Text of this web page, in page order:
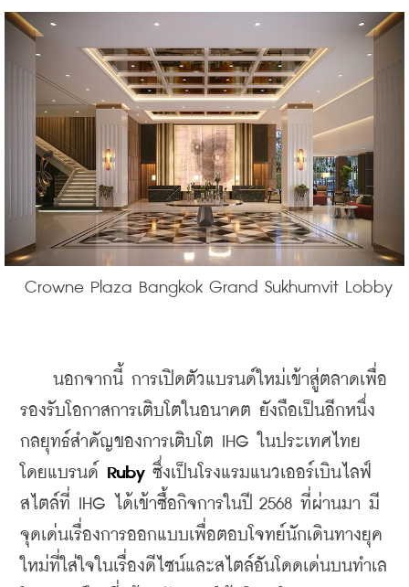
Crowne Plaza Bangkok Grand Sukhumvit Lobby
นอกจากนี้ การเปิดตัวแบรนด์ใหม่เข้าสู่ตลาดเพื่อ
รองรับโอกาสการเติบโตในอนาคต ยังถือเป็นอีกหนึ่ง
กลยุทธ์สำคัญของการเติบโต IHG ในประเทศไทย
โดยแบรนด์ Ruby ซึ่งเป็นโรงแรมแนวเออร์เบินไลฟ์
สไตล์ที่ IHG ได้เข้าซื้อกิจการในปี 2568 ที่ผ่านมา มี
จุดเด่นเรื่องการออกแบบเพื่อตอบโจทย์นักเดินทางยุค
ใหม่ที่ใส่ใจในเรื่องดีไซน์และสไตล์อันโดดเด่นบนทำเล